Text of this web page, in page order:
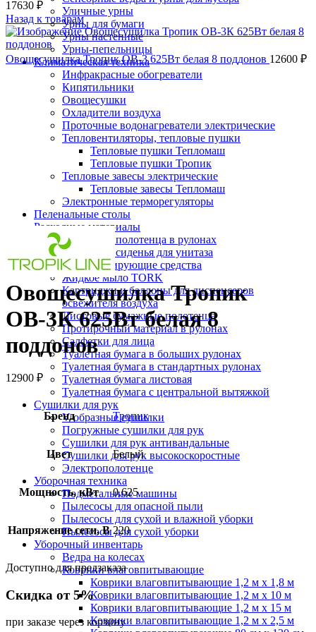
Уличные урны
Урны для бумаги
Урны настенные
Урны-пепельницы
Климатическая техника
Инфракрасные обогреватели
Кипятильники
Овощесушки
Охладители воздуха
Проточные водонагреватели электрические
Тепловентиляторы, тепловые пушки
Тепловые пушки Тепломаш
Тепловые пушки Тропик
Тепловые завесы электрические
Тепловые завесы Тепломаш
Электронные терморегуляторы
Пеленальные столы
Расходные материалы
Бумажные полотенца в рулонах
Бумажные сиденья для унитаза
Дезинфицирующие средства
Жидкое мыло TORK
Картриджи и баллоны для диспенсеров
освежителя воздуха
Листовые бумажные полотенца
Протирочный материал в рулонах
Салфетки для лица
Туалетная бумага в больших рулонах
Туалетная бумага в стандартных рулонах
Туалетная бумага листовая
Туалетная бумага с центральной вытяжкой
Сушилки для рук
V-образные сушилки
Погружные сушилки для рук
Сушилки для рук антивандальные
Сушилки для рук высокоскоростные
Электрополотенце
Уборочная техника
Подметальные машины
Пылесосы для опасной пыли
Пылесосы для сухой и влажной уборки
Пылесосы для сухой уборки
Уборочный инвентарь
Ведра на колесах
Коврики влаговпитывающие
Коврики влаговпитывающие 1,2 м х 1,8 м
Коврики влаговпитывающие 1,2 м х 10 м
Коврики влаговпитывающие 1,2 м х 15 м
Коврики влаговпитывающие 1,2 м х 2,5 м
17630 ₽
Назад к товарам
Овощесушилка Тропик ОВ-3 625Вт белая 8 поддонов 12600 ₽
Нажмите, чтобы увеличить
Овощесушилка Тропик
ОВ-3К 625Вт белая 8
поддонов
12900 ₽
Бренд Тропик
Цвет Белый
Мощность, кВт 0,625
Напряжение сети, В 220
Доступно для предзаказа
Скидка от 5%
при заказе через корзину